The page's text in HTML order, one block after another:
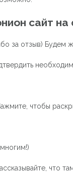
сайт
за отзыв) Будем
чтобы
что